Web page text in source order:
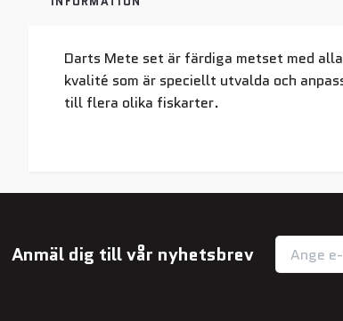
Darts Mete set är färdiga metset med
kvalité som är speciellt utvalda och
till flera olika fiskarter.
Anmäl dig till vår nyhetsbrev